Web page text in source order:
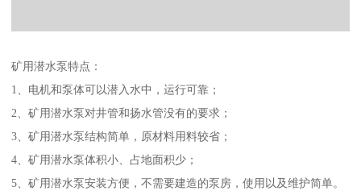
矿用潜水泵特点：
1、电机和泵体可以潜入水中，运行可靠；
2、矿用潜水泵对井管和扬水管没有的要求；
3、矿用潜水泵结构简单，原材料用料较省；
4、矿用潜水泵体积小、占地面积少；
5、矿用潜水泵安装方便，不需要建造的泵房，使用以及维护简单。